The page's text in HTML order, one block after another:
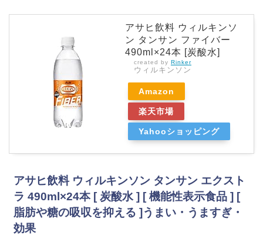
アサヒ飲料 ウィルキンソ
ン タンサン ファイバー
490ml×24本 [炭酸水]
created by Rinker
ウィルキンソン
Amazon
楽天市場
Yahooショッピング
アサヒ飲料 ウィルキンソン タンサン エクスト
ラ 490ml×24本 [ 炭酸水 ] [ 機能性表示食品 ] [
脂肪や糖の吸収を抑える ]うまい・うますぎ・
効果